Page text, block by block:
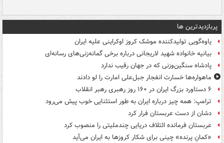
پربازدیدترین ها
یاوه‌گویی تولیدکننده موشک کروز اوکراینی علیه ایران
بیانیه خانواده شهید لاریجانی درباره برخی گمانه‌زنی‌های رسانه‌ای
پادشاه سنگین‌وزنی که در جهان رقیب ندارد
ماهواره‌ها خسارت انفجار جبل‌علی امارت را لو دادند
۶ دستاورد بزرگ ایران در ۱۶۰ روز رهبری رهبر انقلاب
ترامپ: همه چیز درباره ایران به طور استثنایی خوب پیش می‌رود
دشان از دست عربستان فرار کرد
عربستان فرمانده ائتلاف دریایی چندملیتی را منصوب کرد
«کمانِ پرنده» چینی برای شکار کروزها به ایران می‌آید